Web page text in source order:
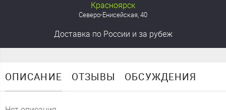
Красноярск
Северо-Енисейская, 40
Доставка по России и за рубеж
ОПИСАНИЕ ОТЗЫВЫ ОБСУЖДЕНИЯ